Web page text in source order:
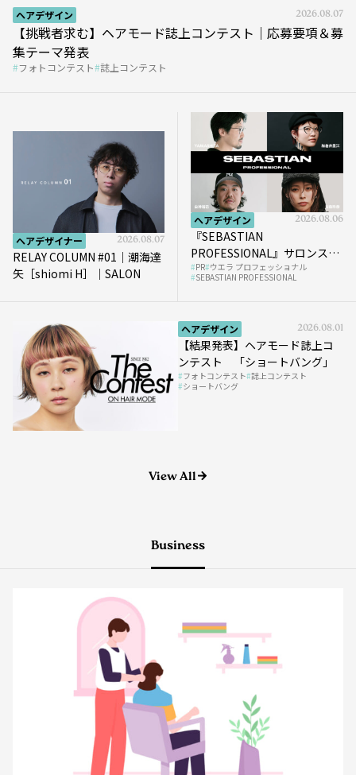
【挑戦者求む】ヘアモード誌上コンテスト｜応募要項＆募
集テーマ発表
フォトコンテスト
ヘアデザイナー 2026.08.07
RELAY COLUMN #01｜潮海達
矢［shiomi H］｜SALON
ヘアデザイン 2026.08.06
『SEBASTIAN
PROFESSIONAL』サロンスタ
イルを完成させる“質感設
計”という新提案
PR ウエラ プロフェッショナル
SEBASTIAN PROFESSIONAL
【結果発表】ヘアモード誌上コ
ンテスト 「ショートバング」
フォトコンテスト 誌上コンテスト
ショートバング